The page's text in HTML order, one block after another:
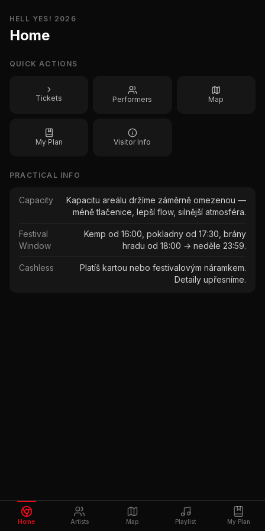
HELL YES! 2026
Home
QUICK ACTIONS
Tickets Performers Map
My Plan Visitor Info
PRACTICAL INFO
Capacity
Kapacitu areálu držíme záměrně omezenou —
méně tlačenice, lepší flow, silnější atmosféra.
Festival
Window
Kemp od 16:00, pokladny od 17:30, brány
hradu od 18:00 → neděle 23:59.
Cashless
Platíš kartou nebo festivalovým náramkem.
Detaily upřesníme.
Home Artists Map Playlist My Plan